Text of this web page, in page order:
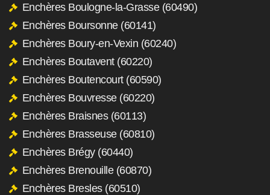
Enchères Boulogne-la-Grasse (60490)
Enchères Boursonne (60141)
Enchères Boury-en-Vexin (60240)
Enchères Boutavent (60220)
Enchères Boutencourt (60590)
Enchères Bouvresse (60220)
Enchères Braisnes (60113)
Enchères Brasseuse (60810)
Enchères Brégy (60440)
Enchères Brenouille (60870)
Enchères Bresles (60510)